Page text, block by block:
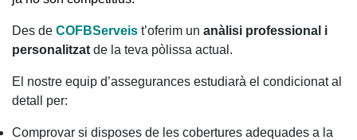
Des de COFBServeis t’oferim un anàlisi professional i
personalitzat de la teva pòlissa actual.
El nostre equip d’assegurances estudiarà el condicionat al
detall per:
Comprovar si disposes de les cobertures adequades a la